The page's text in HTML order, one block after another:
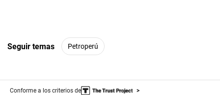
Seguir temas Petroperú
Conforme a los criterios de